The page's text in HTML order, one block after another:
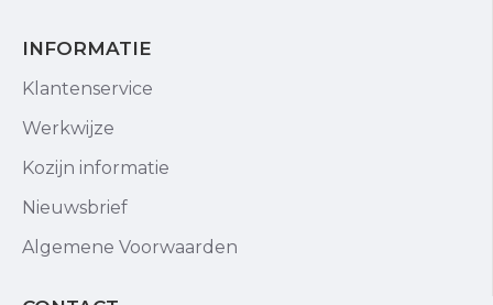
INFORMATIE
Klantenservice
Werkwijze
Kozijn informatie
Nieuwsbrief
Algemene Voorwaarden